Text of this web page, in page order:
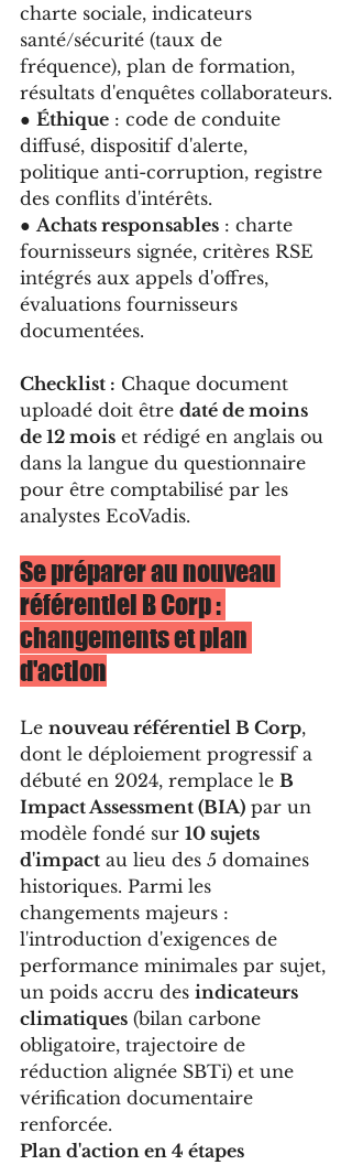
charte sociale, indicateurs
santé/sécurité (taux de
fréquence), plan de formation,
résultats d'enquêtes collaborateurs.
● Éthique : code de conduite
diffusé, dispositif d'alerte,
politique anti-corruption, registre
des conflits d'intérêts.
● Achats responsables : charte
fournisseurs signée, critères RSE
intégrés aux appels d'offres,
évaluations fournisseurs
documentées.
Checklist : Chaque document
uploadé doit être daté de moins
de 12 mois et rédigé en anglais ou
dans la langue du questionnaire
pour être comptabilisé par les
analystes EcoVadis.
Se préparer au nouveau
référentiel B Corp :
changements et plan
d'action
Le nouveau référentiel B Corp,
dont le déploiement progressif a
débuté en 2024, remplace le B
Impact Assessment (BIA) par un
modèle fondé sur 10 sujets
d'impact au lieu des 5 domaines
historiques. Parmi les
changements majeurs :
l'introduction d'exigences de
performance minimales par sujet,
un poids accru des indicateurs
climatiques (bilan carbone
obligatoire, trajectoire de
réduction alignée SBTi) et une
vérification documentaire
renforcée.
Plan d'action en 4 étapes